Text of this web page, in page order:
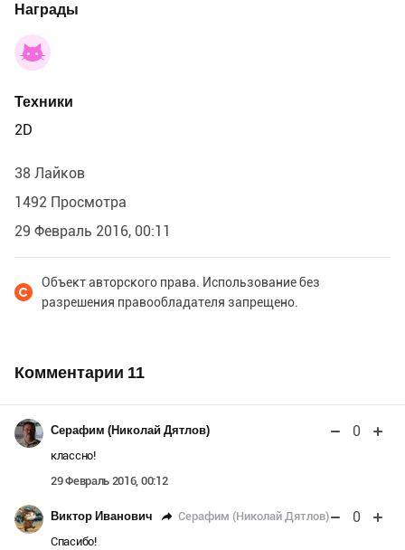
Награды
Техники
2D
38 Лайков
1492 Просмотра
29 Февраль 2016, 00:11
Объект авторского права. Использование без
разрешения правообладателя запрещено.
Комментарии 11
Серафим (Николай Дятлов) 0
классно!
29 Февраль 2016, 00:12
Виктор Иванович Серафим (Николай Дятлов) 0
Спасибо!